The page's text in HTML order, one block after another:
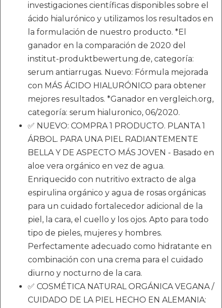
investigaciones científicas disponibles sobre el
ácido hialurónico y utilizamos los resultados en
la formulación de nuestro producto. *El
ganador en la comparación de 2020 del
institut-produktbewertung.de, categoría:
serum antiarrugas. Nuevo: Fórmula mejorada
con MÁS ÁCIDO HIALURÓNICO para obtener
mejores resultados. *Ganador en vergleich.org,
categoría: serum hialuronico, 06/2020.
✅ NUEVO: COMPRA 1 PRODUCTO. PLANTA 1
ÁRBOL. PARA UNA PIEL RADIANTEMENTE
BELLA Y DE ASPECTO MÁS JOVEN - Basado en
aloe vera orgánico en vez de agua.
Enriquecido con nutritivo extracto de alga
espirulina orgánico y agua de rosas orgánicas
para un cuidado fortalecedor adicional de la
piel, la cara, el cuello y los ojos. Apto para todo
tipo de pieles, mujeres y hombres.
Perfectamente adecuado como hidratante en
combinación con una crema para el cuidado
diurno y nocturno de la cara.
✅ COSMÉTICA NATURAL ORGÁNICA VEGANA /
CUIDADO DE LA PIEL HECHO EN ALEMANIA: